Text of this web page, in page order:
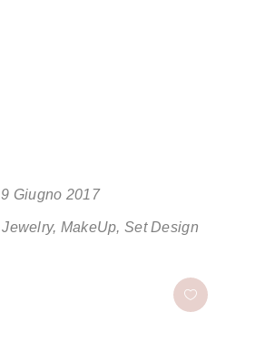
9 Giugno 2017
Jewelry, MakeUp, Set Design